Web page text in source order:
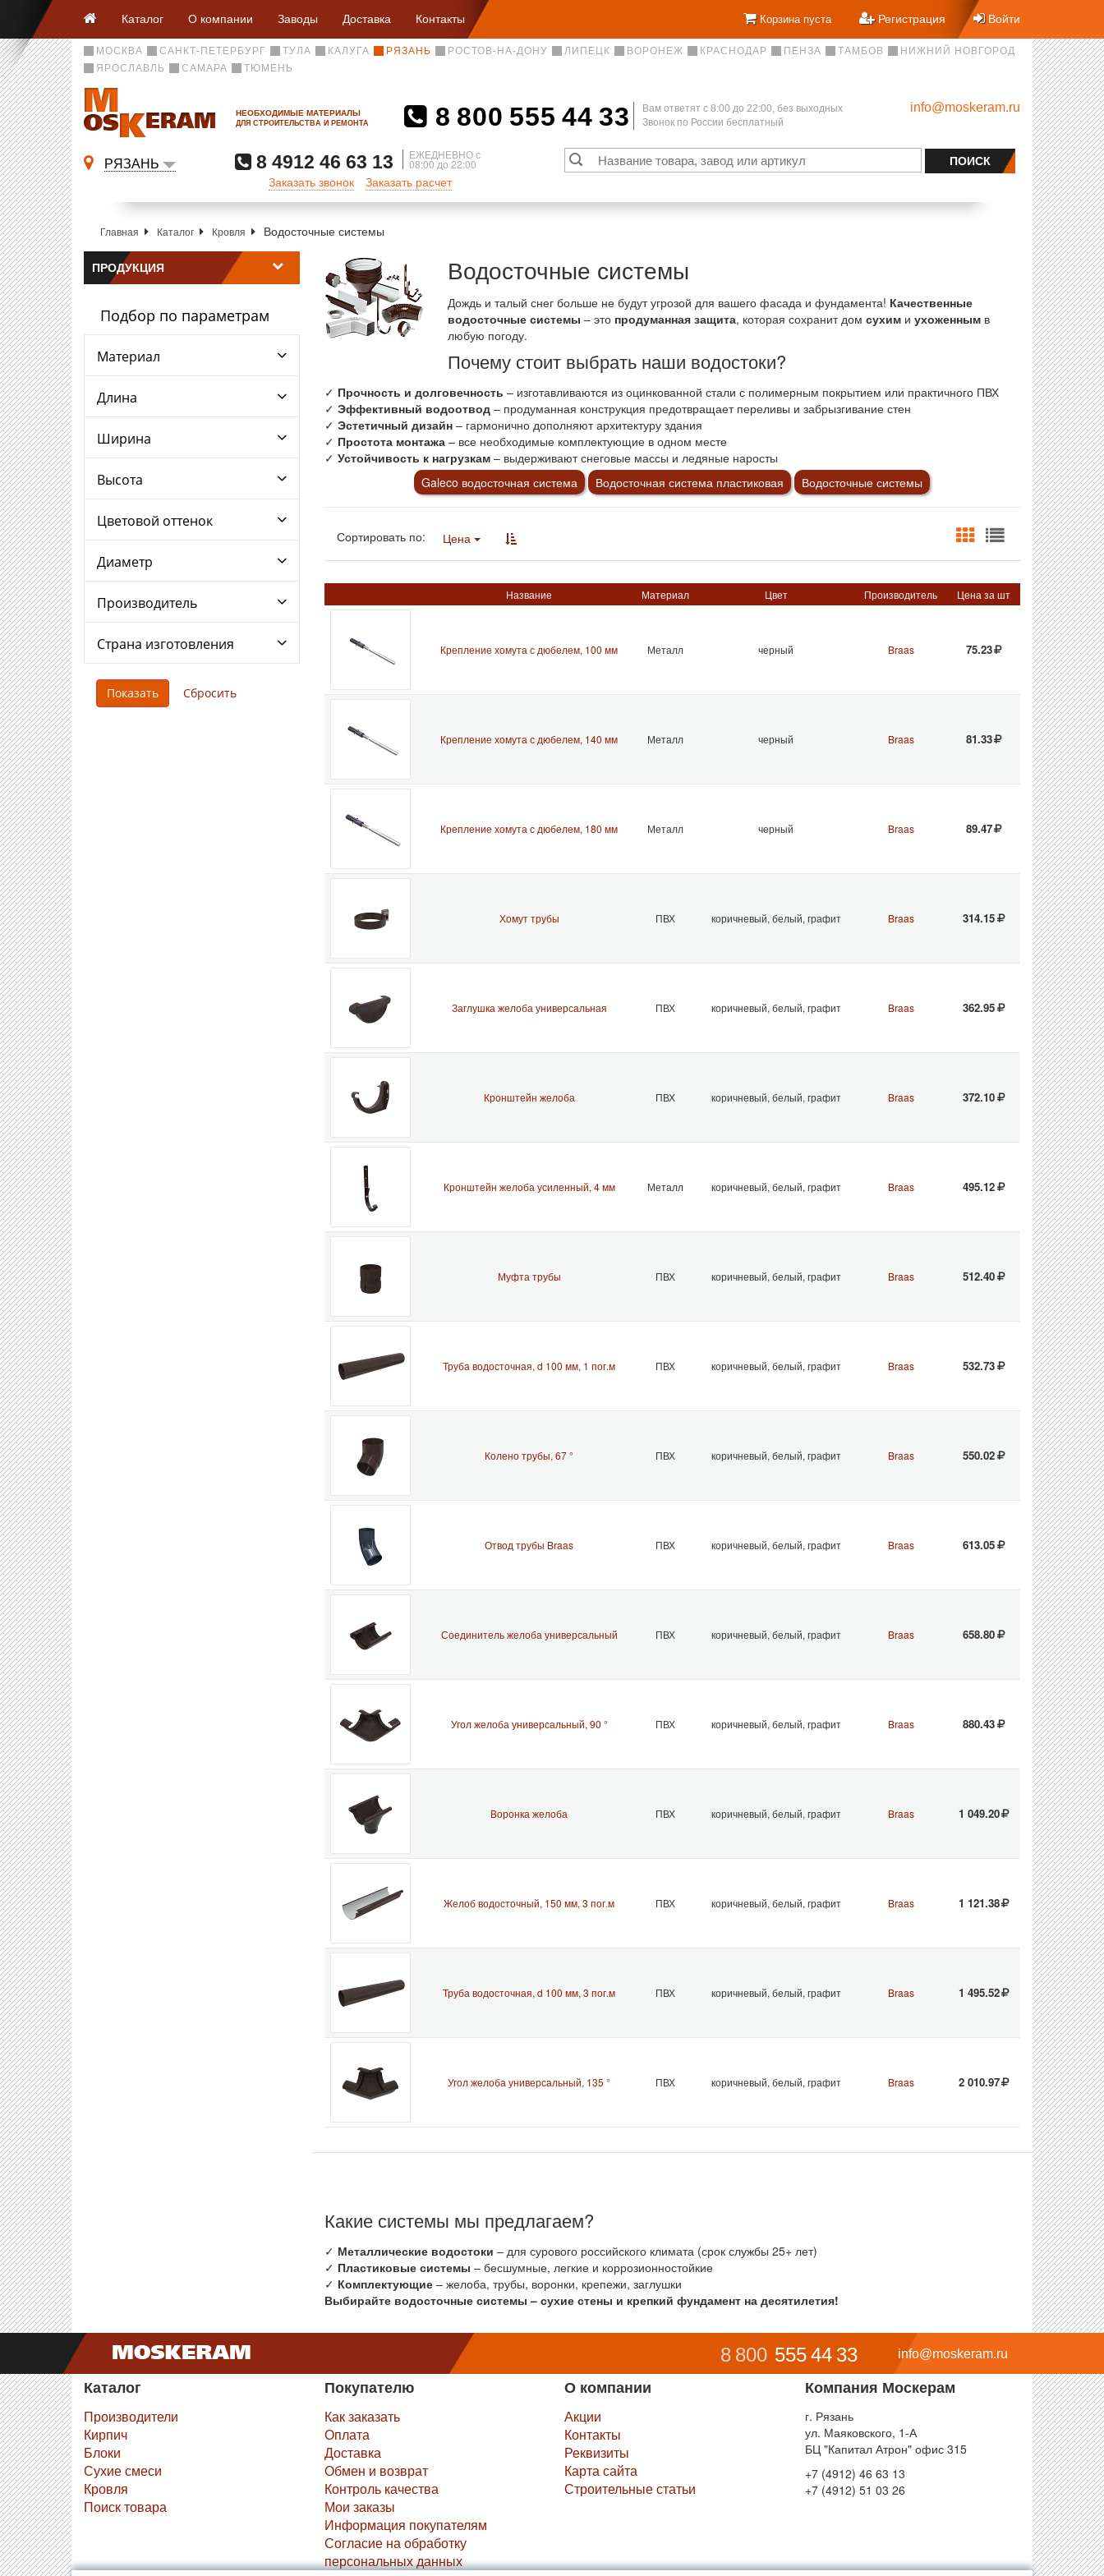
Каталог О компании Заводы Доставка Контакты Корзина пуста Регистрация Войти
МОСКВА САНКТ-ПЕТЕРБУРГ ТУЛА КАЛУГА РЯЗАНЬ РОСТОВ-НА-ДОНУ ЛИПЕЦК ВОРОНЕЖ КРАСНОДАР ПЕНЗА ТАМБОВ
НИЖНИЙ НОВГОРОД
ЯРОСЛАВЛЬ
САМАРА ТЮМЕНЬ
НЕОБХОДИМЫЕ МАТЕРИАЛЫ
ДЛЯ СТРОИТЕЛЬСТВА И РЕМОНТА 8 800 555 44 33
Вам ответят c 8:00 до 22:00, без выходных
Звонок по России бесплатный
info@moskeram.ru
РЯЗАНЬ 8 4912 46 63 13 ЕЖЕДНЕВНО с
08:00 до 22:00
Заказать звонок Заказать расчет
Главная Каталог Кровля Водосточные системы
ПРОДУКЦИЯ
Подбор по параметрам
Материал
Длина
Ширина
Высота
Цветовой оттенок
Диаметр
Производитель
Страна изготовления
Водосточные системы
Дождь и талый снег больше не будут угрозой для вашего фасада и фундамента! Качественные
водосточные системы – это продуманная защита, которая сохранит дом сухими ухоженнымв
любую погоду.
Почему стоит выбрать наши водостоки?
✓ Прочность и долговечность – изготавливаются из оцинкованной стали с полимерным покрытием или практичного ПВХ
✓ Эффективный водоотвод– продуманная конструкция предотвращает переливы и забрызгивание стен
✓ Эстетичный дизайн– гармонично дополняют архитектуру здания
✓ Простота монтажа– все необходимые комплектующие в одном месте
✓ Устойчивость к нагрузкам– выдерживают снеговые массы и ледяные наросты
Galeco водосточная система
Водосточная система пластиковая Водосточные системы
Сортировать по: Цена
Название Материал Цвет Производитель Цена за шт
Крепление хомута с дюбелем, 100 мм Металл черный Braas 75.23
Крепление хомута с дюбелем, 140 мм Металл черный Braas 81.33
Крепление хомута с дюбелем, 180 мм Металл черный Braas 89.47
Хомут трубы ПВХ коричневый, белый, графит Braas 314.15
Заглушка желоба универсальная ПВХ коричневый, белый, графит Braas 362.95
Кронштейн желоба ПВХ коричневый, белый, графит Braas 372.10
Кронштейн желоба усиленный, 4 мм Металл коричневый, белый, графит Braas 495.12
Муфта трубы ПВХ коричневый, белый, графит Braas 512.40
Труба водосточная, d 100 мм, 1 пог.м ПВХ коричневый, белый, графит Braas 532.73
Колено трубы, 67 ° ПВХ коричневый, белый, графит Braas 550.02
Отвод трубы Braas ПВХ коричневый, белый, графит Braas 613.05
Соединитель желоба универсальный ПВХ коричневый, белый, графит Braas 658.80
Угол желоба универсальный, 90 ° ПВХ коричневый, белый, графит Braas 880.43
Воронка желоба ПВХ коричневый, белый, графит Braas 1 049.20
Желоб водосточный, 150 мм, 3 пог.м ПВХ коричневый, белый, графит Braas 1 121.38
Труба водосточная, d 100 мм, 3 пог.м ПВХ коричневый, белый, графит Braas 1 495.52
Угол желоба универсальный, 135 ° ПВХ коричневый, белый, графит Braas 2 010.97
Какие системы мы предлагаем?
✓ Металлические водостоки – для сурового российского климата (срок службы 25+ лет)
✓ Пластиковые системы – бесшумные, легкие и коррозионностойкие
✓ Комплектующие– желоба, трубы, воронки, крепежи, заглушки
Выбирайте водосточные системы – сухие стены и крепкий фундамент на десятилетия!
info@moskeram.ru
8 800 555 44 33
Каталог
Производители
Кирпич
Блоки
Сухие смеси
Кровля
Поиск товара
Покупателю
Как заказать
Оплата
Доставка
Обмен и возврат
Контроль качества
Мои заказы
Информация покупателям
Согласие на обработку
персональных данных
О компании
Акции
Контакты
Реквизиты
Карта сайта
Строительные статьи
Компания Москерам
г. Рязань
ул. Маяковского, 1-А
БЦ "Капитал Атрон" офис 315
+7 (4912) 46 63 13
+7 (4912) 51 03 26